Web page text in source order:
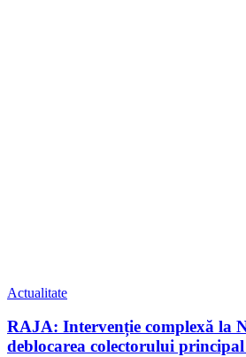
Actualitate
RAJA: Intervenție complexă la
deblocarea colectorului